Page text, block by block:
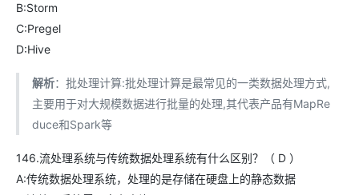
B:Storm
C:Pregel
D:Hive
解析：批处理计算:批处理计算是最常见的一类数据处理方式,
主要用于对大规模数据进行批量的处理,其代表产品有MapRe
duce和Spark等
146.流处理系统与传统数据处理系统有什么区别？（ D ）
A:传统数据处理系统，处理的是存储在硬盘上的静态数据